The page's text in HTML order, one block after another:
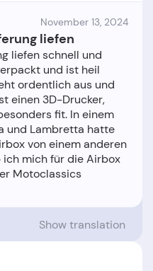
November 13, 2024
liefen
liefen schnell und
und ist heil
ordentlich aus und
einen 3D-Drucker,
fit. In einem
und Lambretta hatte
von einem anderen
mich für die Airbox
Motoclassics
Show translation